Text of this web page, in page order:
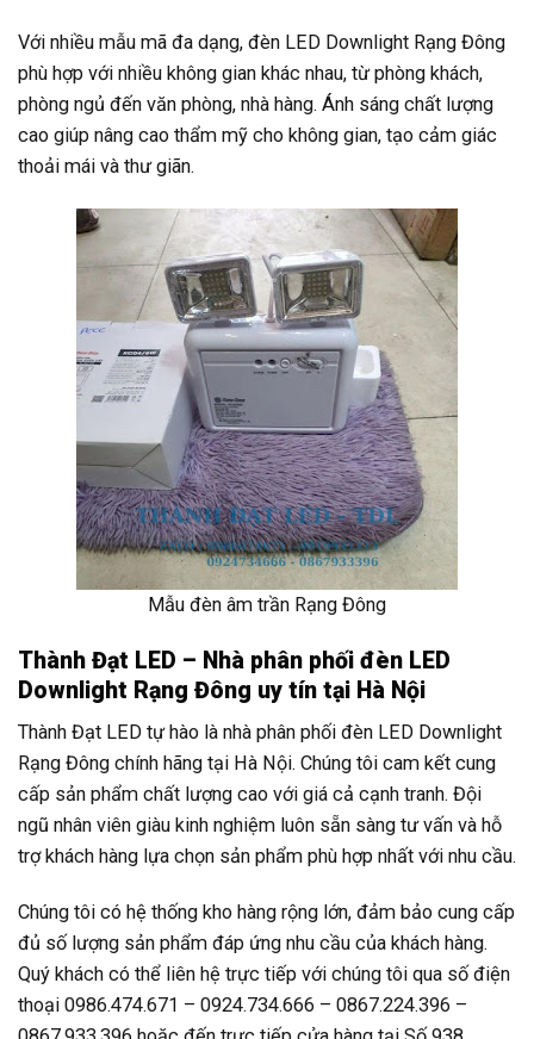
Với nhiều mẫu mã đa dạng, đèn LED Downlight Rạng Đông
phù hợp với nhiều không gian khác nhau, từ phòng khách,
phòng ngủ đến văn phòng, nhà hàng. Ánh sáng chất lượng
cao giúp nâng cao thẩm mỹ cho không gian, tạo cảm giác
thoải mái và thư giãn.
Mẫu đèn âm trần Rạng Đông
Thành Đạt LED – Nhà phân phối đèn LED
Downlight Rạng Đông uy tín tại Hà Nội
Thành Đạt LED tự hào là nhà phân phối đèn LED Downlight
Rạng Đông chính hãng tại Hà Nội. Chúng tôi cam kết cung
cấp sản phẩm chất lượng cao với giá cả cạnh tranh. Đội
ngũ nhân viên giàu kinh nghiệm luôn sẵn sàng tư vấn và hỗ
trợ khách hàng lựa chọn sản phẩm phù hợp nhất với nhu cầu.
Chúng tôi có hệ thống kho hàng rộng lớn, đảm bảo cung cấp
đủ số lượng sản phẩm đáp ứng nhu cầu của khách hàng.
Quý khách có thể liên hệ trực tiếp với chúng tôi qua số điện
thoại 0986.474.671 – 0924.734.666 – 0867.224.396 –